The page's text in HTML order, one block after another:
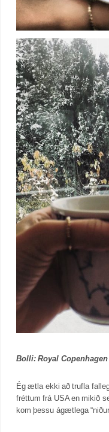
Bolli: Royal Copenhagen
Ég ætla ekki að trufla
fréttum frá USA en mikið
kom þessu ágætlega